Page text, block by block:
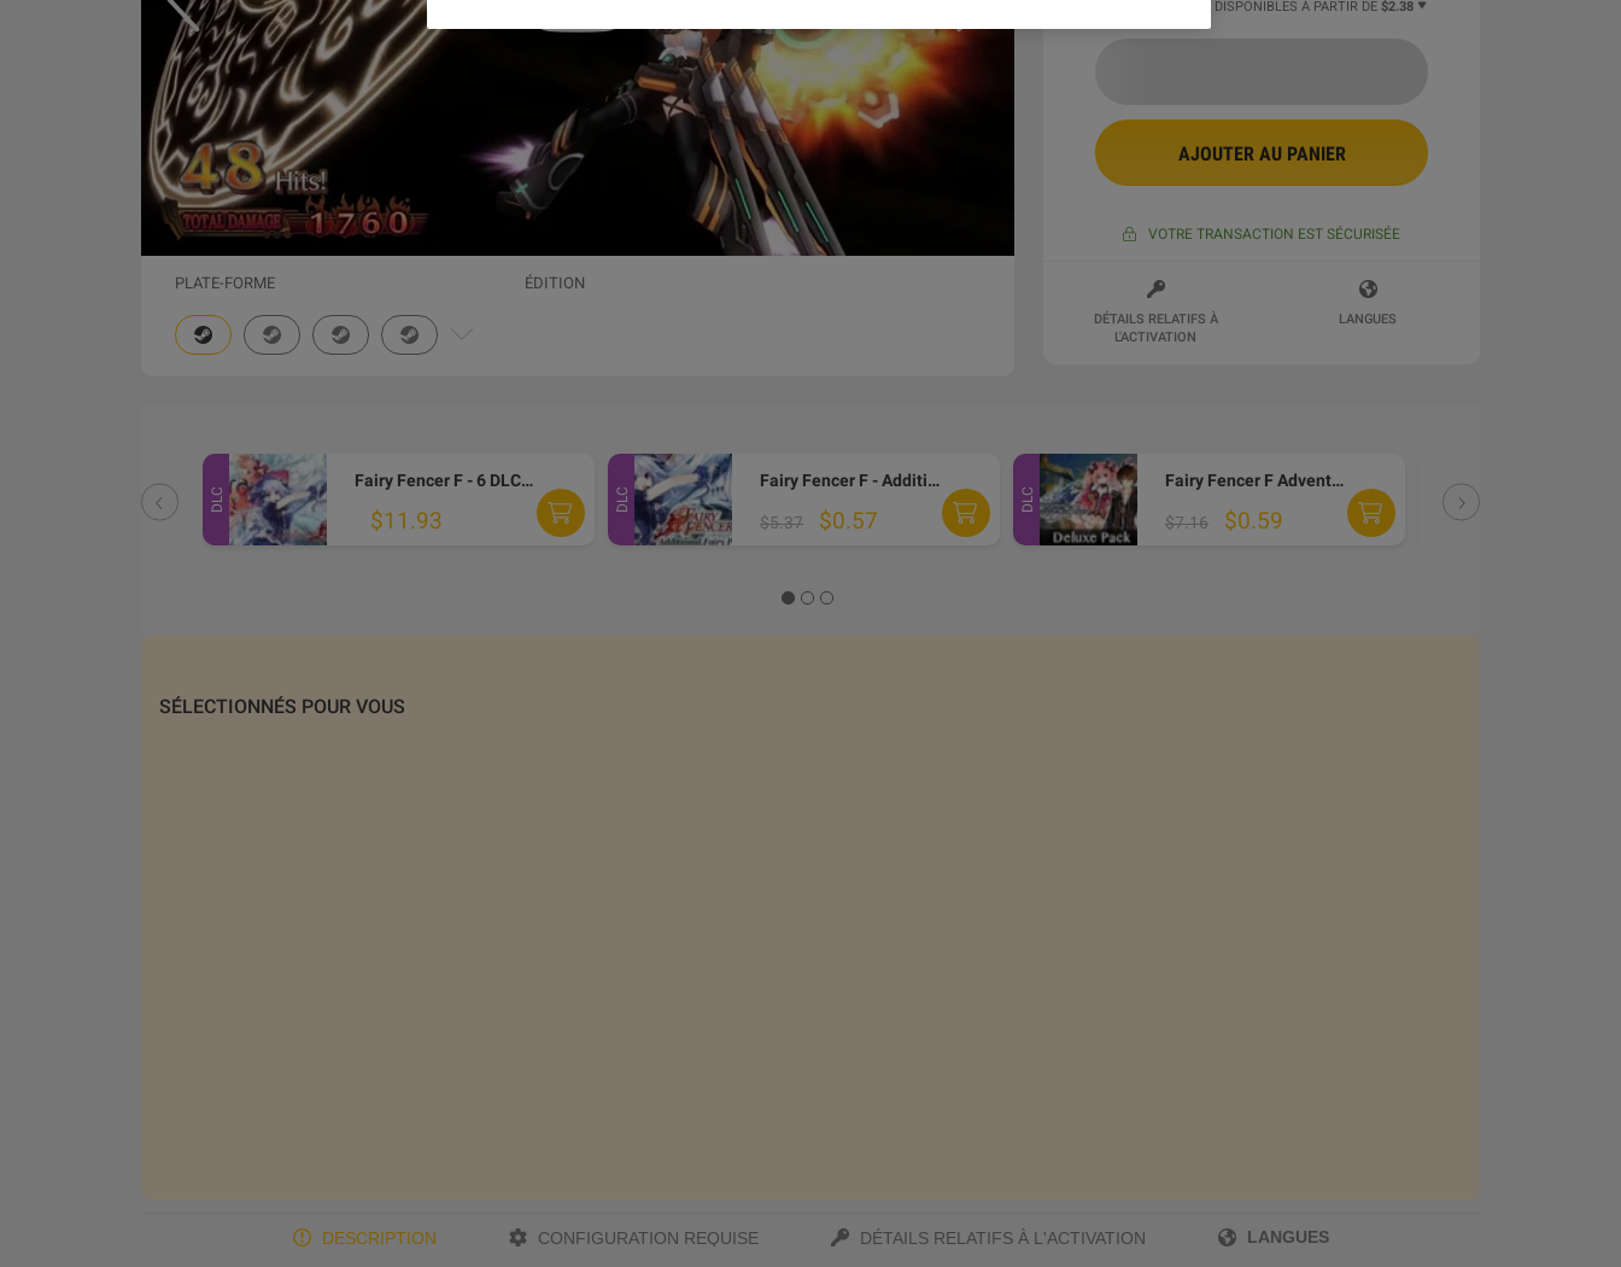
PLATE-FORME ÉDITION
18 PLUS D'OFFRES DISPONIBLES À PARTIR DE $2.38
AJOUTER AU PANIER
VOTRE TRANSACTION EST SÉCURISÉE
DÉTAILS RELATIFS À
L'ACTIVATION
LANGUES
DLC
Fairy Fencer F - 6 DLCs Pack PC Steam CD Key
$11.93
DLC
Fairy Fencer F - Additional Fairy Pack DLC Steam CD Key
$5.37 $0.57
DLC
Fairy Fencer F Advent Dark Force Deluxe Pack DLC PC Steam CD Key
$7.16 $0.59
SÉLECTIONNÉS POUR VOUS
DESCRIPTION CONFIGURATION REQUISE DÉTAILS RELATIFS À L'ACTIVATION LANGUES